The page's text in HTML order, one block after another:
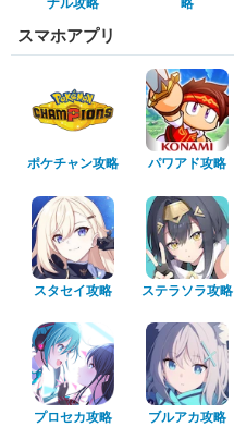
ナル攻略
略
スマホアプリ
ポケチャン攻略 パワアド攻略
スタセイ攻略 ステラソラ攻略
プロセカ攻略 ブルアカ攻略